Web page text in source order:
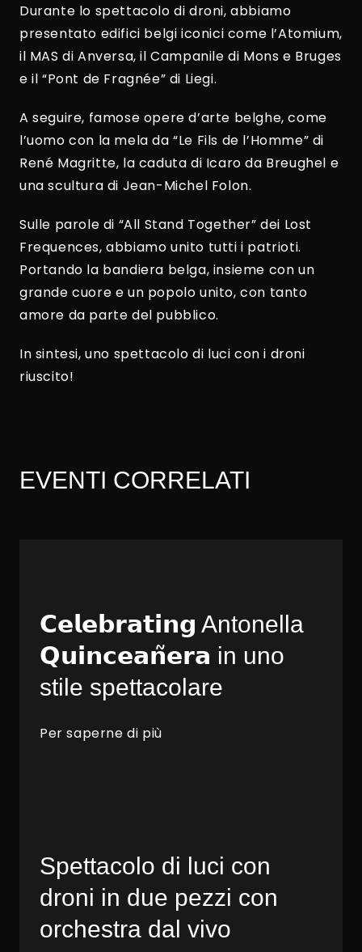
Durante lo spettacolo di droni, abbiamo
presentato edifici belgi iconici come l’Atomium,
il MAS di Anversa, il Campanile di Mons e Bruges
e il “Pont de Fragnée” di Liegi.
A seguire, famose opere d’arte belghe, come
l’uomo con la mela da “Le Fils de l’Homme” di
René Magritte, la caduta di Icaro da Breughel e
una scultura di Jean-Michel Folon.
Sulle parole di “All Stand Together” dei Lost
Frequences, abbiamo unito tutti i patrioti.
Portando la bandiera belga, insieme con un
grande cuore e un popolo unito, con tanto
amore da parte del pubblico.
In sintesi, uno spettacolo di luci con i droni
riuscito!
EVENTI CORRELATI
𝗖𝗲𝗹𝗲𝗯𝗿𝗮𝘁𝗶𝗻𝗴 Antonella
𝗤𝘂𝗶𝗻𝗰𝗲𝗮𝗻̃𝗲𝗿𝗮 in uno
stile spettacolare
Per saperne di più
Spettacolo di luci con
droni in due pezzi con
orchestra dal vivo